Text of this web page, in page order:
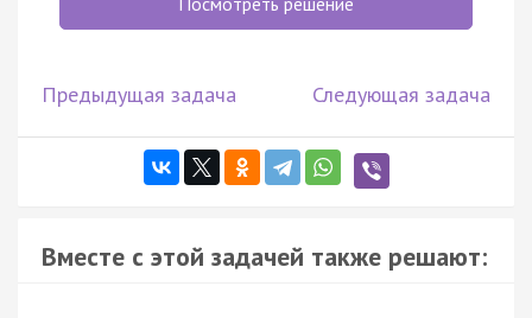
Предыдущая задача Следующая задача
Вместе с этой задачей также решают: